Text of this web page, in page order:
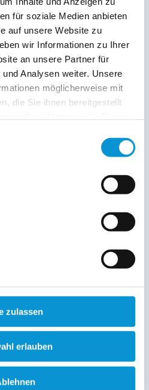
für soziale Medien anbieten
auf unsere Website zu
wir Informationen zu Ihrer
an unsere Partner für
Analysen weiter. Unsere
möglicherweise mit
die Sie ihnen bereitgestellt
zulassen
erlauben
Perfekt um in Ruhe
, ideal für Familien die
(hundefreundlich) Familie Stopp